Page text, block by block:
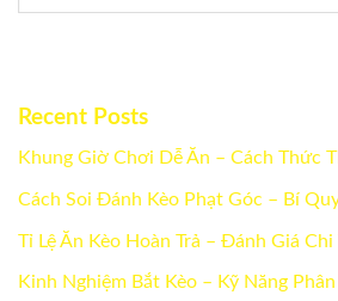
Recent Posts
Khung Giờ Chơi Dễ Ăn – Cách Thức
Cách Soi Đánh Kèo Phạt Góc – Bí
Tỉ Lệ Ăn Kèo Hoàn Trả – Đánh Giá
Kinh Nghiệm Bắt Kèo – Kỹ Năng